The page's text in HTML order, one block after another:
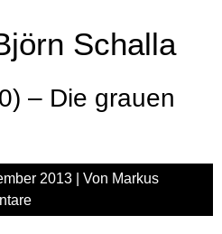
Schalla
– Die grauen
2013 | Von Markus